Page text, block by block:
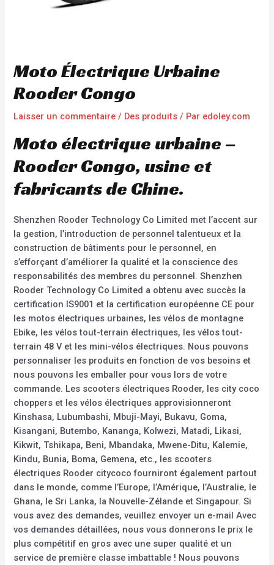
Moto Électrique Urbaine
Rooder Congo
Laisser un commentaire / Des produits / Par edoley.com
Moto électrique urbaine –
Rooder Congo, usine et
fabricants de Chine.
Shenzhen Rooder Technology Co Limited met l’accent sur
la gestion, l’introduction de personnel talentueux et la
construction de bâtiments pour le personnel, en
s’efforçant d’améliorer la qualité et la conscience des
responsabilités des membres du personnel. Shenzhen
Rooder Technology Co Limited a obtenu avec succès la
certification IS9001 et la certification européenne CE pour
les motos électriques urbaines, les vélos de montagne
Ebike, les vélos tout-terrain électriques, les vélos tout-
terrain 48 V et les mini-vélos électriques. Nous pouvons
personnaliser les produits en fonction de vos besoins et
nous pouvons les emballer pour vous lors de votre
commande. Les scooters électriques Rooder, les city coco
choppers et les vélos électriques approvisionneront
Kinshasa, Lubumbashi, Mbuji-Mayi, Bukavu, Goma,
Kisangani, Butembo, Kananga, Kolwezi, Matadi, Likasi,
Kikwit, Tshikapa, Beni, Mbandaka, Mwene-Ditu, Kalemie,
Kindu, Bunia, Boma, Gemena, etc., les scooters
électriques Rooder citycoco fourniront également partout
dans le monde, comme l’Europe, l’Amérique, l’Australie, le
Ghana, le Sri Lanka, la Nouvelle-Zélande et Singapour. Si
vous avez des demandes, veuillez envoyer un e-mail Avec
vos demandes détaillées, nous vous donnerons le prix le
plus compétitif en gros avec une super qualité et un
service de première classe imbattable ! Nous pouvons